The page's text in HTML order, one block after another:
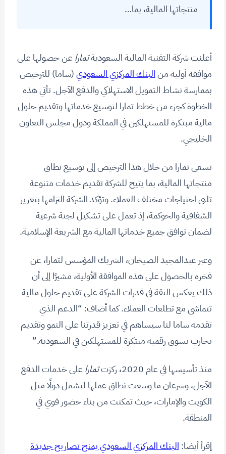
منتجاتها المالية، بما…
أعلنت شركة التقنية المالية السعوديةتمارا عن حصولها على
موافقة أولية منالبنك المركزي السعودي(ساما) للترخيص
بممارسة نشاط التمويل الاستهلاكي والدفع الآجل. تأتي هذه
الخطوة كجزء من خطط تمارا لتوسيع خدماتها وتقديم حلول
مالية مبتكرة للمستهلكين في المملكة ودول مجلس التعاون
الخليجي.
تسعى تمارا من خلال هذا الترخيص إلى توسيع نطاق
منتجاتها المالية، بما يتيح للشركة تقديم خدمات متنوعة
تلبي احتياجات مختلف العملاء. وتؤكد الشركة التزامها بتعزيز
الشفافية والحوكمة، إذ تعمل على تشكيل لجنة شرعية
لضمان توافق جميع خدماتها المالية مع الشريعة الإسلامية.
وعبر عبدالمجيد الصيخان، الشريك المؤسس لتمارا، عن
فخره بالحصول على هذه الموافقة الأولية، مشيرًا إلى أن
ذلك يعكس الثقة في قدرات الشركة على تقديم حلول مالية
تتماشى مع تطلعات العملاء. كما أضاف: “الدعم الذي
تقدمه ساما لنا سيساهم في تعزيز قدرتنا على النمو وتقديم
تجارب تسوق رقمية مبتكرة للمستهلكين في السعودية.”
منذ تأسيسها في عام 2020، ركزت تمارا على خدمات الدفع
الآجل، وسرعان ما وسعت نطاق عملها لتشمل دولًا مثل
الكويت والإمارات، حيث تمكنت من بناء حضور قوي في
المنطقة.
إقرأ أيضا: البنك المركزي السعودي يمنح تصاريح جديدة